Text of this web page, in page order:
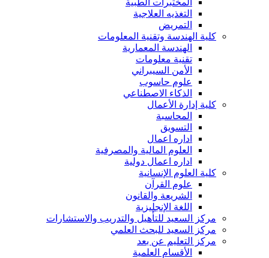
المختبرات الطبية
التغذيه العلاجية
التمريض
كلية الهندسة وتقنية المعلومات
الهندسة المعمارية
تقنية معلومات
الأمن السيبراني
علوم حاسوب
الذكاء الاصطناعي
كلية إدارة الأعمال
المحاسبة
التسويق
اداره اعمال
العلوم المالية والمصرفية
اداره اعمال دولية
كلية العلوم الإنسانية
علوم القرآن
الشريعة والقانون
اللغة الإنجليزية
مركز السعيد للتأهيل والتدريب والاستشارات
مركز السعيد للبحث العلمي
مركز التعليم عن بعد
الأقسام العلمية